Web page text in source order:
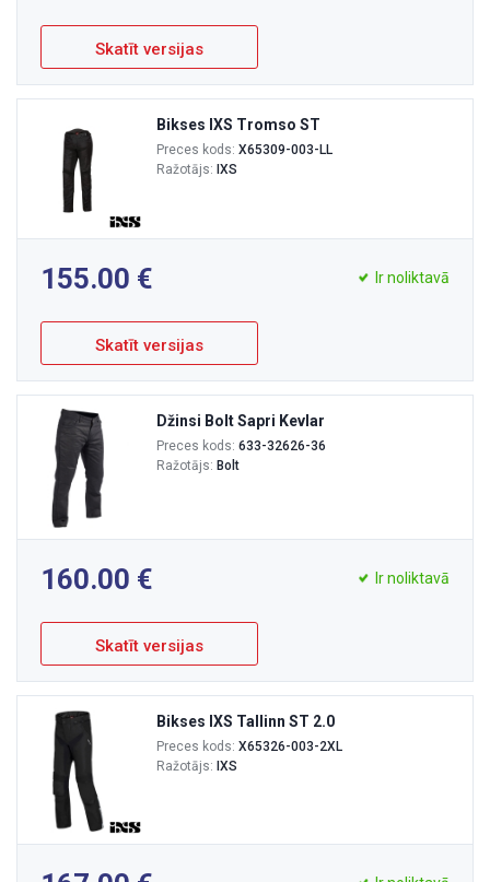
Skatīt versijas
Bikses IXS Tromso ST
Preces kods: X65309-003-LL
Ražotājs: IXS
155.00 Ir noliktavā
Skatīt versijas
Džinsi Bolt Sapri Kevlar
Preces kods: 633-32626-36
Ražotājs: Bolt
160.00 Ir noliktavā
Skatīt versijas
Bikses IXS Tallinn ST 2.0
Preces kods: X65326-003-2XL
Ražotājs: IXS